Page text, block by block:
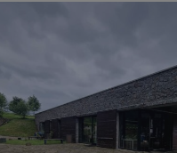
spojené s